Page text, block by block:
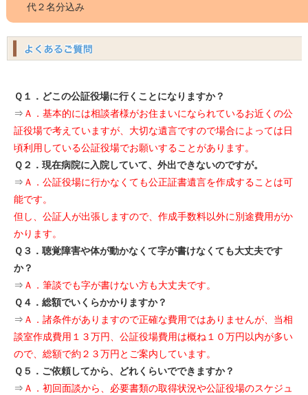
代２名分込み
Ｑ１．どこの公証役場に行くことになりますか？
⇒ Ａ．基本的には相談者様がお住まいになられているお近くの公
証役場で考えていますが、大切な遺言ですので場合によっては日
頃利用している公証役場でお願いすることがあります。
Ｑ２．現在病院に入院していて、外出できないのですが。
⇒ Ａ．公証役場に行かなくても公正証書遺言を作成することは可
能です。
但し、公証人が出張しますので、作成手数料以外に別途費用がか
かります。
Ｑ３．聴覚障害や体が動かなくて字が書けなくても大丈夫です
か？
⇒ Ａ．筆談でも字が書けない方も大丈夫です。
Ｑ４．総額でいくらかかりますか？
⇒ Ａ．諸条件がありますので正確な費用ではありませんが、当相
談室作成費用１３万円、公証役場費用は概ね１０万円以内が多い
ので、総額で約２３万円とご案内しています。
Ｑ５．ご依頼してから、どれくらいでできますか？
⇒ Ａ．初回面談から、必要書類の取得状況や公証役場のスケジュ